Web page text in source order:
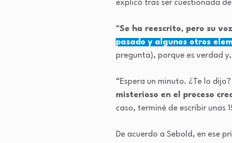
explicó tras ser cuestionada
“Se ha reescrito, pero su
pasado y algunos otros
pregunta), porque es verdad
“Espera un minuto. ¿Te lo
misterioso en el proceso
caso, terminé de escribir unas
De acuerdo a Sebold, en ese